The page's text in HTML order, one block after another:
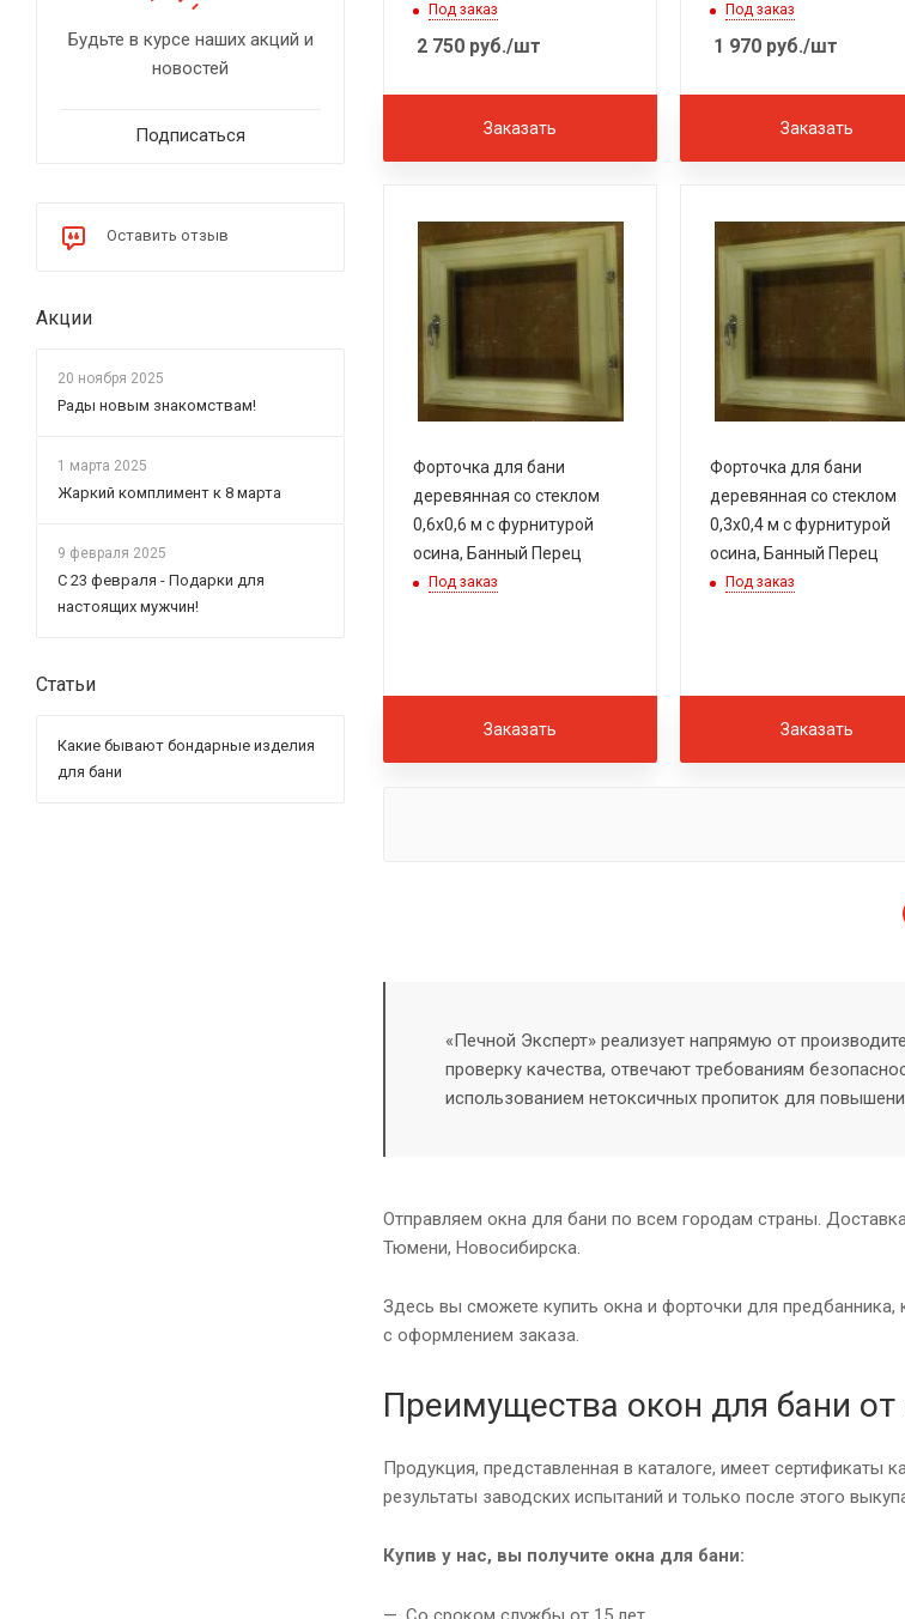
Под заказ
2 750 руб./шт
Заказать
Под заказ
1 970 руб./шт
Заказать
Форточка для бани
деревянная со стеклом
0,6х0,6 м с фурнитурой
осина, Банный Перец
Под заказ
Заказать
Форточка для бани
деревянная со стеклом
0,3х0,4 м с фурнитурой
осина, Банный Перец
Под заказ
Заказать
«Печной Эксперт» реализует напрямую от
проверку качества, отвечают требованиям
использованием нетоксичных пропиток для
Отправляем окна для бани по всем городам страны.
Тюмени, Новосибирска.
Здесь вы сможете купить окна и форточки для
с оформлением заказа.
Преимущества окон для бани от
Продукция, представленная в каталоге, имеет
результаты заводских испытаний и только после этого
Купив у нас, вы получите окна для бани:
Будьте в курсе наших акций и
новостей
Подписаться
Оставить отзыв
Акции
20 ноября 2025
Рады новым знакомствам!
1 марта 2025
Жаркий комплимент к 8 марта
9 февраля 2025
С 23 февраля - Подарки для
настоящих мужчин!
Статьи
Какие бывают бондарные изделия
для бани